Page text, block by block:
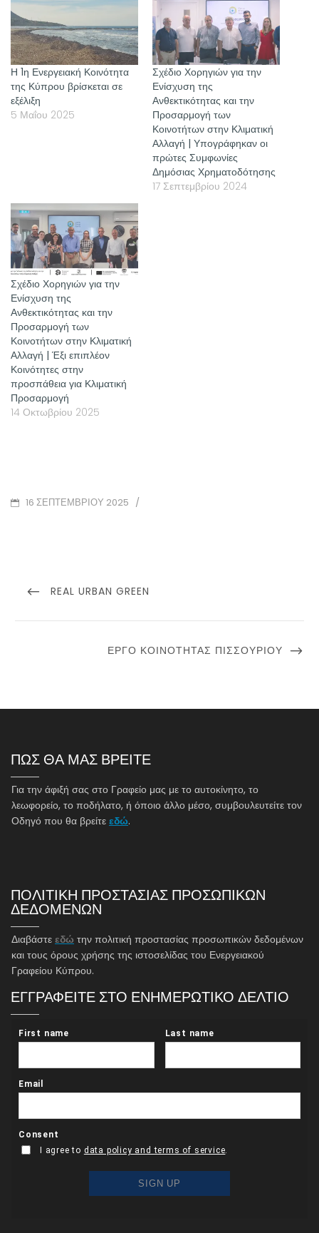
Η 1η Ενεργειακή Κοινότητα
της Κύπρου βρίσκεται σε
εξέλιξη
5 Μαΐου 2025
Σχέδιο Χορηγιών για την
Ενίσχυση της
Ανθεκτικότητας και την
Προσαρμογή των
Κοινοτήτων στην Κλιματική
Αλλαγή | Υπογράφηκαν οι
πρώτες Συμφωνίες
Δημόσιας Χρηματοδότησης
17 Σεπτεμβρίου 2024
Σχέδιο Χορηγιών για την
Ενίσχυση της
Ανθεκτικότητας και την
Προσαρμογή των
Κοινοτήτων στην Κλιματική
Αλλαγή | Έξι επιπλέον
Κοινότητες στην
προσπάθεια για Κλιματική
Προσαρμογή
14 Οκτωβρίου 2025
POSTED
16 ΣΕΠΤΕΜΒΡΊΟΥ 2025 /
άρθρωνPREVIOUS
REAL URBAN GREEN
NEXT
ΈΡΓΟ ΚΟΙΝΌΤΗΤΑΣ ΠΙΣΣΟΥΡΊΟΥ
ΠΩΣ ΘΑ ΜΑΣ ΒΡΕΙΤΕ
Για την άφιξή σας στο Γραφείο μας με το αυτοκίνητο, το
λεωφορείο, το ποδήλατο, ή όποιο άλλο μέσο, συμβουλευτείτε τον
Οδηγό που θα βρείτε εδώ.
ΠΟΛΙΤΙΚΗ ΠΡΟΣΤΑΣΙΑΣ ΠΡΟΣΩΠΙΚΩΝ
ΔΕΔΟΜΕΝΩΝ
Διαβάστε εδώ την πολιτική προστασίας προσωπικών δεδομένων
και τους όρους χρήσης της ιστοσελίδας του Ενεργειακού
Γραφείου Κύπρου.
ΕΓΓΡΑΦΕΙΤΕ ΣΤΟ ΕΝΗΜΕΡΩΤΙΚΟ ΔΕΛΤΙΟ